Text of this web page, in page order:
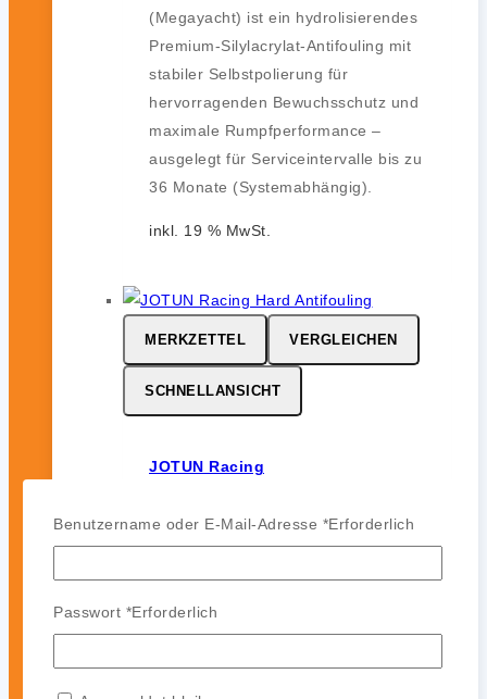
(Megayacht) ist ein hydrolisierendes
Premium-Silylacrylat-Antifouling mit
stabiler Selbstpolierung für
hervorragenden Bewuchsschutz und
maximale Rumpfperformance –
ausgelegt für Serviceintervalle bis zu
36 Monate (Systemabhängig).
inkl. 19 % MwSt.
MERKZETTEL VERGLEICHEN
SCHNELLANSICHT
JOTUN Racing
164,99 €-142,99€
JOTUN Racing ist ein
leistungsstarkes Hartantifouling für
Hochgeschwindigkeits- und
Benutzername oder E-Mail-Adresse *Erforderlich
Passwort *Erforderlich